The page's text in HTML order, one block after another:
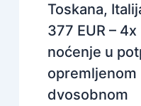
Toskana,
377 EUR – 4x
noćenje u
opremljenom
dvosobnom